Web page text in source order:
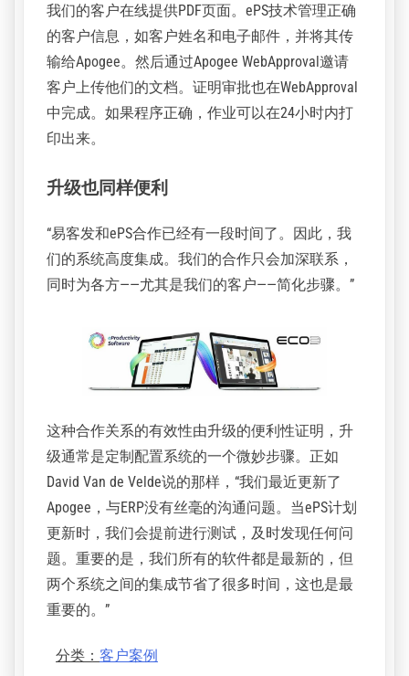
我们的客户在线提供PDF页面。ePS技术管理正确
的客户信息，如客户姓名和电子邮件，并将其传
输给Apogee。然后通过Apogee WebApproval邀请
客户上传他们的文档。证明审批也在WebApproval
中完成。如果程序正确，作业可以在24小时内打
印出来。
升级也同样便利
“易客发和ePS合作已经有一段时间了。因此，我
们的系统高度集成。我们的合作只会加深联系，
同时为各方——尤其是我们的客户——简化步骤。”
这种合作关系的有效性由升级的便利性证明，升
级通常是定制配置系统的一个微妙步骤。正如
David Van de Velde说的那样，“我们最近更新了
Apogee，与ERP没有丝毫的沟通问题。当ePS计划
更新时，我们会提前进行测试，及时发现任何问
题。重要的是，我们所有的软件都是最新的，但
两个系统之间的集成节省了很多时间，这也是最
重要的。”
分类： 客户案例